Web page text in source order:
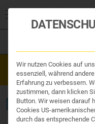
Organe & Organ Uhr
Traditionelle Medizin
Nahrungsergänzung
Kosmetik und
Ihr Apotheker
Westend Online-
Wir nutzen Cookies auf
essenziell, während
Erfahrung zu verbessern.
zustimmen, dann klicken
Button. Wir weisen darauf
Cookies US-
durch das entsprechende